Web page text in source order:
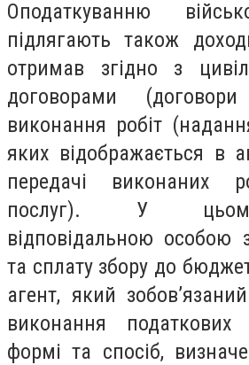
Оподаткуванню
підлягають також
отримав згідно з
договорами
виконання робіт
яких відображається в
передачі виконаних
послуг). У
відповідальною особою
та сплату збору до
агент, який
виконання
формі та спосіб,